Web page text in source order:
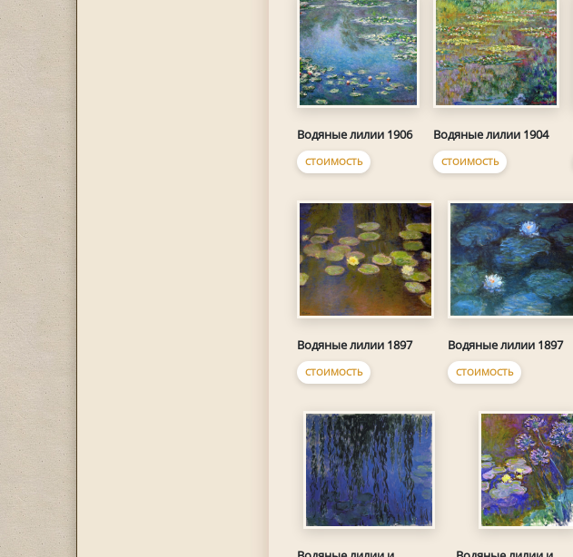
Водяные лилии 1906
СТОИМОСТЬ
Водяные лилии 1904
СТОИМОСТЬ
Водяные лилии 1897
СТОИМОСТЬ
Водяные лилии 1897
СТОИМОСТЬ